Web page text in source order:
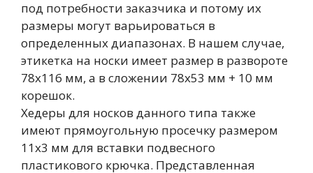
под потребности заказчика и потому их
размеры могут варьироваться в
определенных диапазонах. В нашем случае,
этикетка на носки имеет размер в развороте
78х116 мм, а в сложении 78х53 мм + 10 мм
корешок.
Хедеры для носков данного типа также
имеют прямоугольную просечку размером
11х3 мм для вставки подвесного
пластикового крючка. Представленная